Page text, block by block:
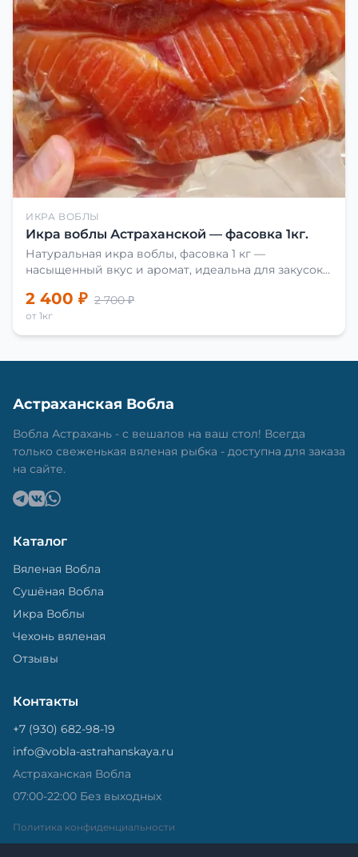
ИКРА ВОБЛЫ
Икра воблы Астраханской — фасовка 1кг.
Натуральная икра воблы, фасовка 1 кг —
насыщенный вкус и аромат, идеальна для закусок
2 400 ₽ 2 700 ₽
от 1кг
Астраханская Вобла
Вобла Астрахань - с вешалов на ваш стол! Всегда
только свеженькая вяленая рыбка - доступна для заказа
на сайте.
Каталог
Вяленая Вобла
Сушёная Вобла
Икра Воблы
Чехонь вяленая
Отзывы
Контакты
+7 (930) 682-98-19
info@vobla-astrahanskaya.ru
Астраханская Вобла
07:00-22:00 Без выходных
Политика конфиденциальности